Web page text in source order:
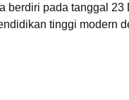
berdiri pada tanggal 23
tinggi modern